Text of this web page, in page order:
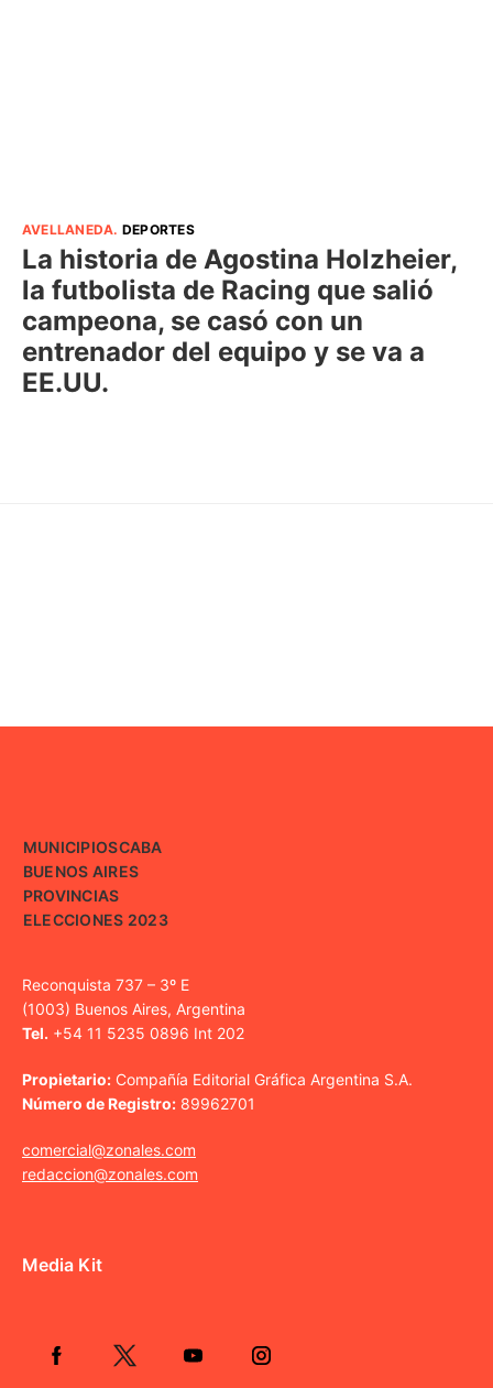
AVELLANEDA. DEPORTES
La historia de Agostina Holzheier,
la futbolista de Racing que salió
campeona, se casó con un
entrenador del equipo y se va a
EE.UU.
MUNICIPIOSCABA
BUENOS AIRES
PROVINCIAS
ELECCIONES 2023
Reconquista 737 – 3º E
(1003) Buenos Aires, Argentina
Tel. +54 11 5235 0896 Int 202
Propietario: Compañía Editorial Gráfica Argentina S.A.
Número de Registro: 89962701
comercial@zonales.com
redaccion@zonales.com
Media Kit